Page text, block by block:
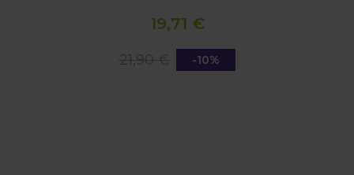
19,71 €
-10%